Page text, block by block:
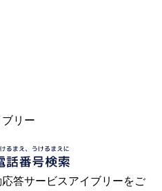
リー
答サービスアイブリーをご